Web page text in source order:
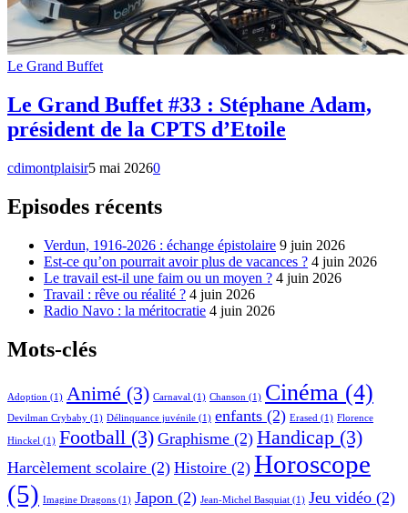
Le Grand Buffet
Le Grand Buffet #33 : Stéphane Adam,
président de la CPTS d’Etoile
cdimontplaisir5 mai 20260
Episodes récents
Verdun, 1916-2026 : échange épistolaire 9 juin 2026
Est-ce qu’on pourrait avoir plus de vacances ? 4 juin 2026
Le travail est-il une faim ou un moyen ? 4 juin 2026
Travail : rêve ou réalité ? 4 juin 2026
Radio Navo : la méritocratie 4 juin 2026
Mots-clés
Adoption (1) Animé (3) Carnaval (1) Chanson (1) Cinéma (4)
Devilman Crybaby (1) Délinquance juvénile (1) enfants (2) Erased (1) Florence
Hinckel (1) Football (3) Graphisme (2) Handicap (3)
Harcèlement scolaire (2) Histoire (2) Horoscope
(5) Imagine Dragons (1) Japon (2) Jean-Michel Basquiat (1) Jeu vidéo (2)